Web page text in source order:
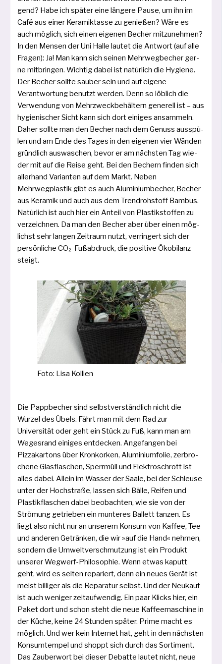
gend? Habe ich spä­ter eine län­ge­re Pause, um ihn im
Café aus einer Keramiktasse zu genie­ßen? Wäre es
auch mög­lich, sich einen eige­nen Becher mit­zu­neh­men?
In den Mensen der Uni Halle lau­tet die Antwort (auf alle
Fragen): Ja! Man kann sich sei­nen Mehrwegbecher ger­
ne mit­brin­gen. Wichtig dabei ist natür­lich die Hygiene.
Der Becher soll­te sau­ber sein und auf eige­ne
Verantwortung benutzt wer­den. Denn so löb­lich die
Verwendung von Mehrzweckbehältern gene­rell ist – aus
hygie­ni­scher Sicht kann sich dort eini­ges ansam­meln.
Daher soll­te man den Becher nach dem Genuss aus­spü­
len und am Ende des Tages in den eige­nen vier Wänden
gründ­lich aus­wa­schen, bevor er am nächs­ten Tag wie­
der mit auf die Reise geht. Bei den Bechern fin­den sich
aller­hand Varianten auf dem Markt. Neben
Mehrwegplastik gibt es auch Aluminiumbecher, Becher
aus Keramik und auch aus dem Trendrohstoff Bambus.
Natürlich ist auch hier ein Anteil von Plastikstoffen zu
ver­zeich­nen. Da man den Becher aber über einen mög­
lichst sehr lan­gen Zeitraum nutzt, ver­rin­gert sich der
per­sön­li­che CO₂-Fußabdruck, die posi­ti­ve Ökobilanz
steigt.
Foto: Lisa Kollien
Die Pappbecher sind selbst­ver­ständ­lich nicht die
Wurzel des Übels. Fährt man mit dem Rad zur
Universität oder geht ein Stück zu Fuß, kann man am
Wegesrand eini­ges ent­de­cken. Angefangen bei
Pizzakartons über Kronkorken, Aluminiumfolie, zer­bro­
che­ne Glasflaschen, Sperrmüll und Elektroschrott ist
alles dabei. Allein im Wasser der Saale, bei der Schleuse
unter der Hochstraße, las­sen sich Bälle, Reifen und
Plastikflaschen dabei beob­ach­ten, wie sie von der
Strömung getrie­ben ein mun­te­res Ballett tan­zen. Es
liegt also nicht nur an unse­rem Konsum von Kaffee, Tee
und ande­ren Getränken, die wir »auf die Hand« neh­men,
son­dern die Umweltverschmutzung ist ein Produkt
unse­rer Wegwerf-Philosophie. Wenn etwas kaputt
geht, wird es sel­ten repa­riert, denn ein neu­es Gerät ist
meist bil­li­ger als die Reparatur selbst. Und der Neukauf
ist auch weni­ger zeit­auf­wen­dig. Ein paar Klicks hier, ein
Paket dort und schon steht die neue Kaffeemaschine in
der Küche, kei­ne 24 Stunden spä­ter. Prime macht es
mög­lich. Und wer kein Internet hat, geht in den nächs­ten
Konsumtempel und shoppt sich durch das Sortiment.
Das Zauberwort bei die­ser Debatte lau­tet nicht, neue